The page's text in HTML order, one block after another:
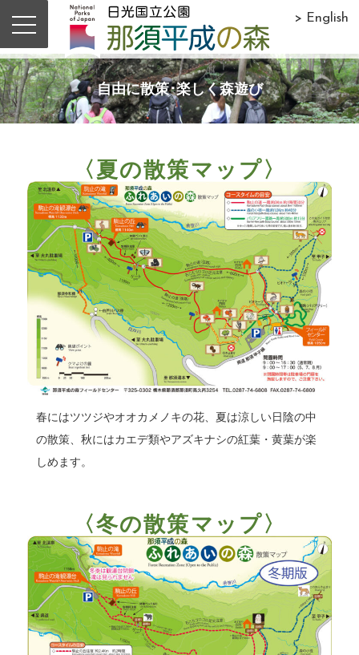
> English
自由に散策･楽しく森遊び
〈夏の散策マップ〉
春にはツツジやオオカメノキの花、夏は涼しい日陰の中
の散策、秋にはカエデ類やアズキナシの紅葉・黄葉が楽
しめます。
〈冬の散策マップ〉